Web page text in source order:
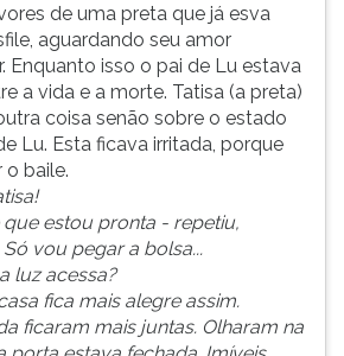
de uma preta que já esva
aguardando seu amor
Enquanto isso o pai de Lu estava
a vida e a morte. Tatisa (a preta)
coisa senão sobre o estado
Lu. Esta ficava irritada, porque
o baile.
que estou pronta - repetiu,
vou pegar a bolsa...
luz acessa?
fica mais alegre assim.
ficaram mais juntas. Olharam na